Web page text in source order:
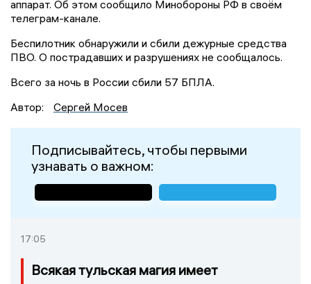
аппарат. Об этом сообщило Минобороны РФ в своём
телеграм-канале.
Беспилотник обнаружили и сбили дежурные средства
ПВО. О пострадавших и разрушениях не сообщалось.
Всего за ночь в России сбили 57 БПЛА.
Автор:
Сергей Мосев
Подписывайтесь, чтобы первыми
узнавать о важном:
17:05